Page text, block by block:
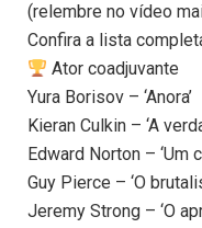
(relembre no vídeo
Confira a lista
Ator coadjuvante
Yura Borisov – ‘Anora’
Kieran Culkin – ‘A
Edward Norton – ‘Um
Guy Pierce – ‘O
Jeremy Strong – ‘O